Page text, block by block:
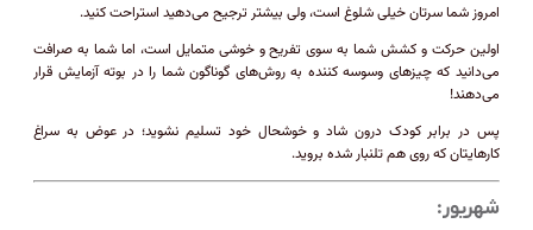
امروز شما سرتان خیلی شلوغ است، ولی بیشتر ترجیح می‌دهید استراحت کنید.
اولین حرکت و کشش شما به سوی تفریح و خوشی متمایل است، اما شما به صرافت
می‌دانید که چیزهای وسوسه کننده به روش‌های گوناگون شما را در بوته آزمایش قرار
می‌دهند!
پس در برابر کودک درون شاد و خوشحال خود تسلیم نشوید؛ در عوض به سراغ
کارهایتان که روی هم تلنبار شده بروید.
شهریور: